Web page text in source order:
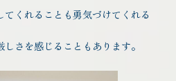
くれることも勇気づけてくれる
さを感じることもあります。